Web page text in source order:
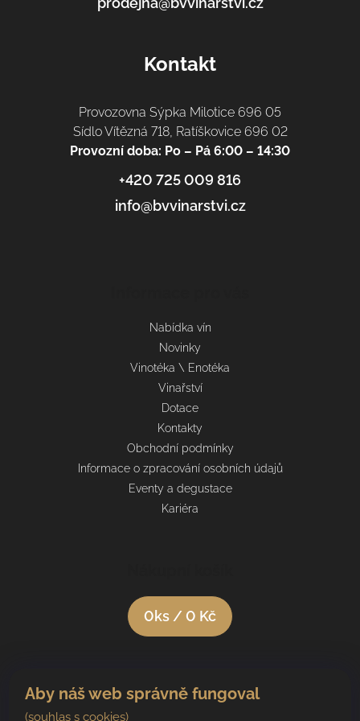
Aby náš web správně fungoval
(souhlas s cookies)
Kontakt
Provozovna Sýpka Milotice 696 05
Sídlo Vítězná 718, Ratíškovice 696 02
Provozní doba: Po – Pá 6:00 – 14:30
+420 725 009 816
info@bvvinarstvi.cz
Nabídka vín
Novinky
Vinotéka \ Enotéka
Vinařství
Dotace
Kontakty
Obchodní podmínky
Informace o zpracování osobních údajů
Eventy a degustace
Kariéra
0ks /0 Kč